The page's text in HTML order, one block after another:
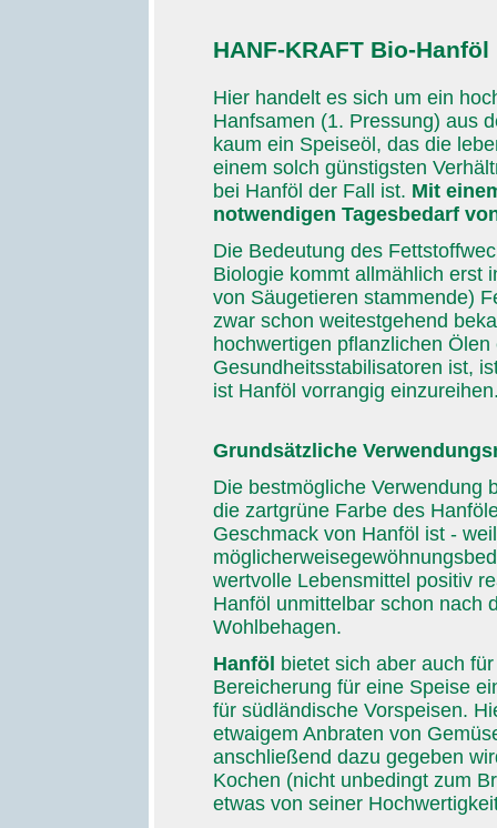
HANF-KRAFT Bio-Hanföl
Hier handelt es sich um ein
Hanfsamen (1. Pressung) aus
kaum ein Speiseöl, das die
einem solch günstigsten
bei Hanföl der Fall ist. Mit
notwendigen Tagesbedarf
Die Bedeutung des
Biologie kommt allmählich erst
von Säugetieren stammende)
zwar schon weitestgehend
hochwertigen pflanzlichen
Gesundheitsstabilisatoren ist,
ist Hanföl vorrangig
Grundsätzliche
Die bestmögliche Verwendung
die zartgrüne Farbe des
Geschmack von Hanföl ist -
wertvolle Lebensmittel positiv
Hanföl unmittelbar schon nach
Wohlbehagen.
Hanföl bietet sich aber auch
Bereicherung für eine Speise
für südländische Vorspeisen.
etwaigem Anbraten von
anschließend dazu gegeben
Kochen (nicht unbedingt zum
etwas von seiner